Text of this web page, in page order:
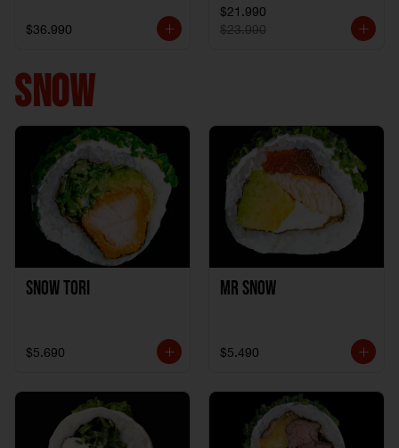
Sake + 1Avocado Beto
1Katzu de Pollo
$36.990
$21.990
$23.990
SNOW
Snow Tori
$5.690
Mr Snow
$5.490